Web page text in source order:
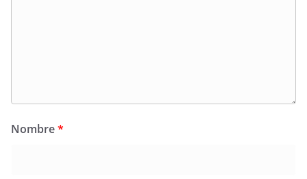
Nombre*